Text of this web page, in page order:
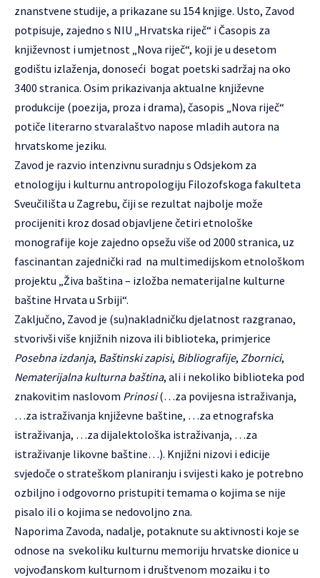
znanstvene studije, a prikazane su 154 knjige. Usto, Zavod
potpisuje, zajedno s NIU „Hrvatska riječ“ i Časopis za
književnost i umjetnost „Nova riječ“, koji je u desetom
godištu izlaženja, donoseći bogat poetski sadržaj na oko
3400 stranica. Osim prikazivanja aktualne književne
produkcije (poezija, proza i drama), časopis „Nova riječ“
potiče literarno stvaralaštvo napose mladih autora na
hrvatskome jeziku.
Zavod je razvio intenzivnu suradnju s Odsjekom za
etnologiju i kulturnu antropologiju Filozofskoga fakulteta
Sveučilišta u Zagrebu, čiji se rezultat najbolje može
procijeniti kroz dosad objavljene četiri etnološke
monografije koje zajedno opsežu više od 2000 stranica, uz
fascinantan zajednički rad na multimedijskom etnološkom
projektu „Živa baština – izložba nematerijalne kulturne
baštine Hrvata u Srbiji“.
Zaključno, Zavod je (su)nakladničku djelatnost razgranao,
stvorivši više knjižnih nizova ili biblioteka, primjerice
Posebna izdanja, Baštinski zapisi, Bibliografije, Zbornici,
Nematerijalna kulturna baština, ali i nekoliko biblioteka pod
znakovitim naslovom Prinosi(…za povijesna istraživanja,
…za istraživanja književne baštine, …za etnografska
istraživanja, …za dijalektološka istraživanja, …za
istraživanje likovne baštine…). Knjižni nizovi i edicije
svjedoče o strateškom planiranju i svijesti kako je potrebno
ozbiljno i odgovorno pristupiti temama o kojima se nije
pisalo ili o kojima se nedovoljno zna.
Naporima Zavoda, nadalje, potaknute su aktivnosti koje se
odnose na svekoliku kulturnu memoriju hrvatske dionice u
vojvođanskom kulturnom i društvenom mozaiku i to